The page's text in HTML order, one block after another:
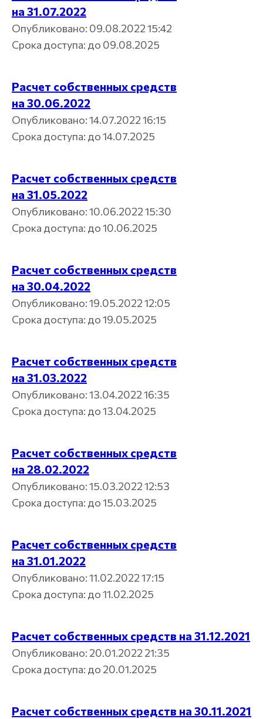
на 31.07.2022
Опубликовано: 09.08.2022 15:42
Срока доступа: до 09.08.2025
Расчет собственных средств
на 30.06.2022
Опубликовано: 14.07.2022 16:15
Срока доступа: до 14.07.2025
Расчет собственных средств
на 31.05.2022
Опубликовано: 10.06.2022 15:30
Срока доступа: до 10.06.2025
Расчет собственных средств
на 30.04.2022
Опубликовано: 19.05.2022 12:05
Срока доступа: до 19.05.2025
Расчет собственных средств
на 31.03.2022
Опубликовано: 13.04.2022 16:35
Срока доступа: до 13.04.2025
Расчет собственных средств
на 28.02.2022
Опубликовано: 15.03.2022 12:53
Срока доступа: до 15.03.2025
Расчет собственных средств
на 31.01.2022
Опубликовано: 11.02.2022 17:15
Срока доступа: до 11.02.2025
Расчет собственных средств на 31.12.2021
Опубликовано: 20.01.2022 21:35
Срока доступа: до 20.01.2025
Расчет собственных средств на 30.11.2021
в печатном издании, публикуется в «Приложении
к Вестнику ФСФР России».
Информация о совмещении деятельности
ООО УК «ВЕЛЛМАКС» осуществляет деятельность
по доверительному управлению паевыми
возникновения конфликта интересов при
ООО УК «ВЕЛЛМАКС» не осуществляет
деятельность по инвестиционному
консультированию, не является инвестиционным
советником и не предоставляет индивидуальных
инвестиционных рекомендаций.